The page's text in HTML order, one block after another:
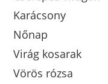
Karácsony
Nőnap
Virág kosarak
Vörös rózsa